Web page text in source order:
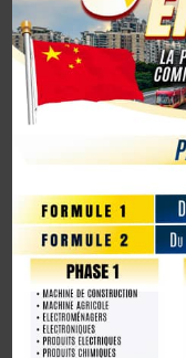
Coopération Sino-
Ambassadeur de la
diplomatique
1er octobre 2025, la
La Chine fête les 80